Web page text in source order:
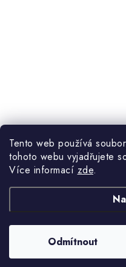
Tento web používá
tohoto webu vyjadřujete
Více informací zde.
Odmítnout